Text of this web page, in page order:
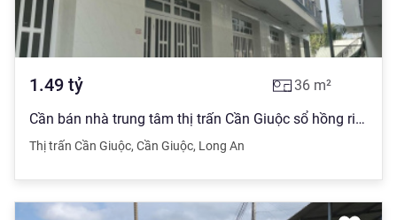
1.49 tỷ 36 m²
Cần bán nhà trung tâm thị trấn Cần Giuộc sổ hồng riêng DTSD 72m2
Thị trấn Cần Giuộc, Cần Giuộc, Long An